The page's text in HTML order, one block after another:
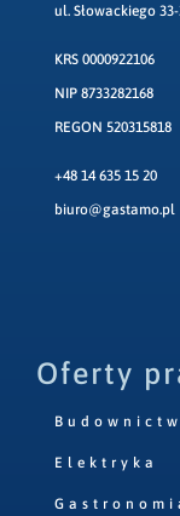
ul. Słowackiego
KRS 0000922106
NIP 8733282168
REGON 520315818
+48 14 635 15 20
biuro@gastamo.pl
Oferty
Elektryka